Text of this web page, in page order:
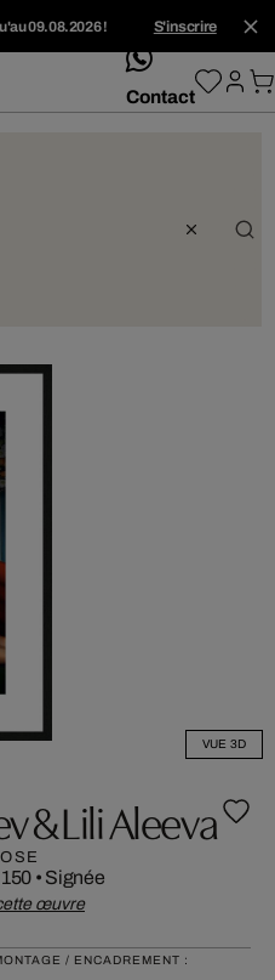
09.08.2026 ! S'inscrire
whatsApp
Contact
VUE 3D
& Lili Aleeva
• Signée
œuvre
/ ENCADREMENT :